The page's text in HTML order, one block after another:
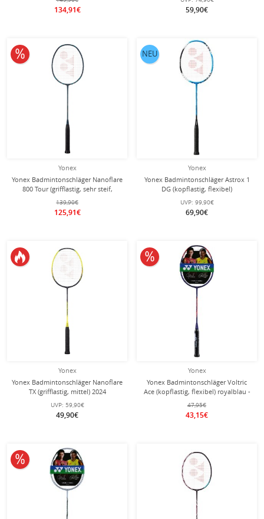
134,91€ 59,90€
Yonex
Yonex Badmintonschläger Nanoflare
800 Tour (grifflastig, sehr steif,
Turnier) 2024 grün - unbesaitet -
139,90€
125,91€
10% reduziert
Yonex
Yonex Badmintonschläger Astrox 1
DG (kopflastig, flexibel)
blau/schwarz - besaitet -
UVP: 99,90€
69,90€
NEU
Yonex
Yonex Badmintonschläger Nanoflare
TX (grifflastig, mittel) 2024
schwarz/gelb - besaitet -
UVP: 59,90€
49,90€
Yonex
Yonex Badmintonschläger Voltric
Ace (kopflastig, flexibel) royalblau -
besaitet -
47,95€
43,15€
10% reduziert
10% reduziert